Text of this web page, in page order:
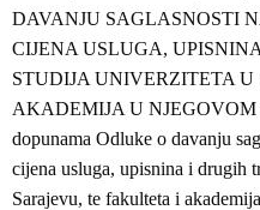
DAVANJU SAGLASNOSTI
CIJENA USLUGA,
STUDIJA UNIVERZITETA
AKADEMIJA U NJEGOVOM
dopunama Odluke o davanju
cijena usluga, upisnina i drugih
Sarajevu, te fakulteta i